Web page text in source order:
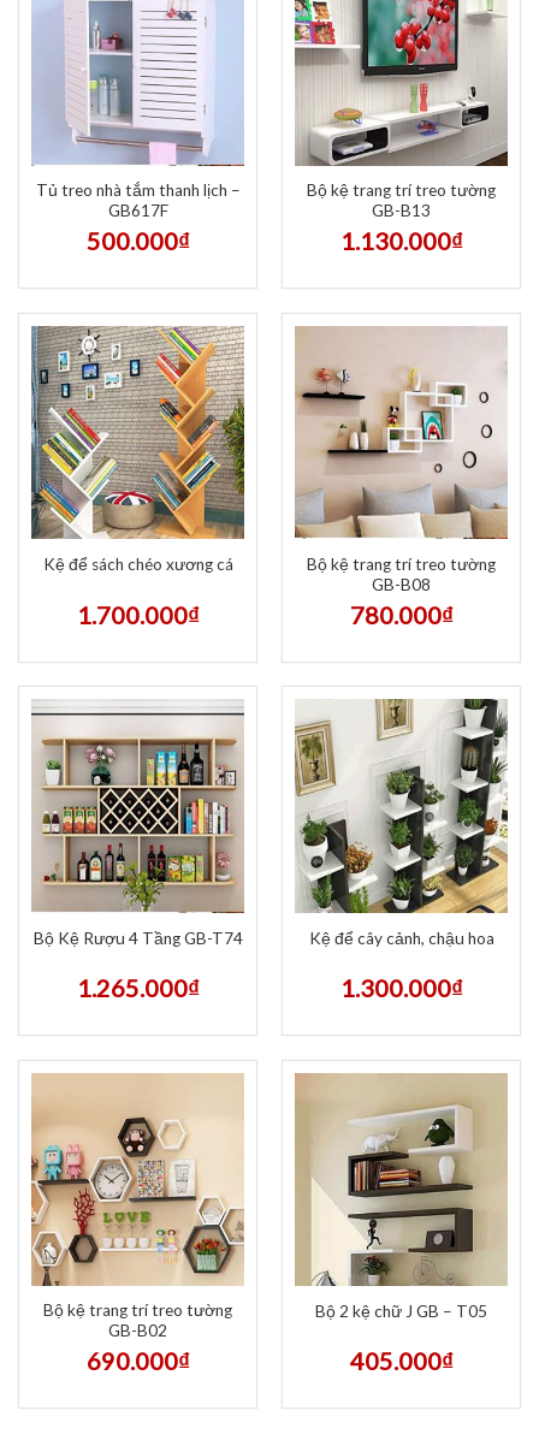
Tủ treo nhà tắm thanh lịch –
GB617F
500.000₫
Bộ kệ trang trí treo tường
GB-B13
1.130.000₫
Kệ để sách chéo xương cá
1.700.000₫
Bộ kệ trang trí treo tường
GB-B08
780.000₫
Bộ Kệ Rượu 4 Tầng GB-T74
1.265.000₫
Kệ để cây cảnh, chậu hoa
1.300.000₫
Bộ kệ trang trí treo tường
GB-B02
690.000₫
Bộ 2 kệ chữ J GB – T05
405.000₫